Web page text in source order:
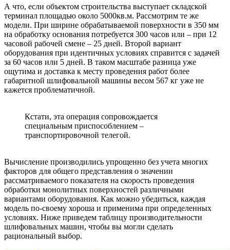
А что, если объектом строительства выступает складской
терминал площадью около 5000кв.м. Рассмотрим те же
модели. При ширине обрабатываемой поверхности в 350 мм
на обработку основания потребуется 300 часов или – при 12
часовой рабочей смене – 25 дней. Второй вариант
оборудования при идентичных условиях справится с задачей
за 60 часов или 5 дней. В таком масштабе разница уже
ощутима и доставка к месту проведения работ более
габаритной шлифовальной машины весом 567 кг уже не
кажется проблематичной.
Кстати, эта операция сопровождается
специальным приспособлением –
транспортировочной телегой.
Вычисление производились упрощенно без учета многих
факторов для общего представления о значении
рассматриваемого показателя на скорость проведения
обработки монолитных поверхностей различными
вариантами оборудования. Как можно убедиться, каждая
модель по-своему хороша и применима при определенных
условиях. Ниже приведем таблицу производительности
шлифовальных машин, чтобы вы могли сделать
рациональный выбор.